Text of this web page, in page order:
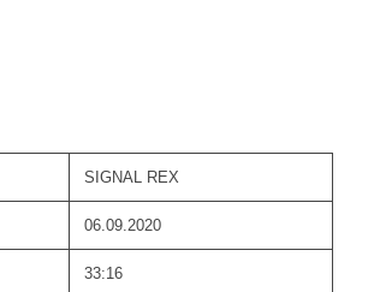
SIGNAL REX
06.09.2020
33:16